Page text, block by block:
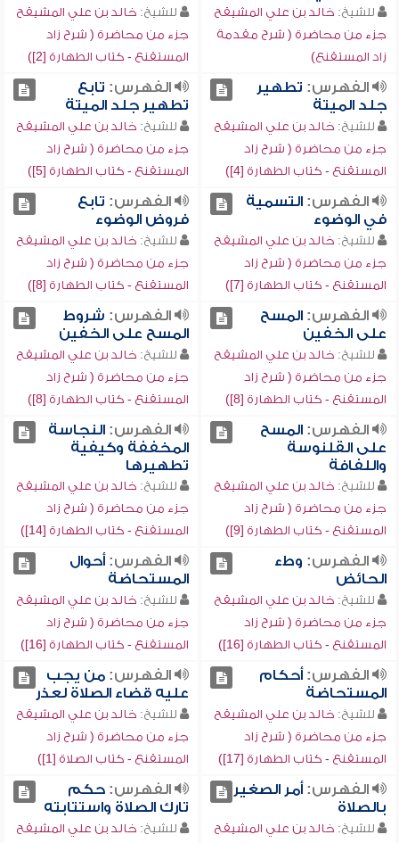
للشيخ: خالد بن علي المشيقح
جزء من محاضرة ( شرح مقدمة
زاد المستقنع)
للشيخ: خالد بن علي المشيقح
جزء من محاضرة ( شرح زاد
المستقنع - كتاب الطهارة [2])
الفهرس: تطهير
جلد الميتة
للشيخ: خالد بن علي المشيقح
جزء من محاضرة ( شرح زاد
المستقنع - كتاب الطهارة [4])
الفهرس: تابع
تطهير جلد الميتة
للشيخ: خالد بن علي المشيقح
جزء من محاضرة ( شرح زاد
المستقنع - كتاب الطهارة [5])
الفهرس:التسمية
في الوضوء
للشيخ: خالد بن علي المشيقح
جزء من محاضرة ( شرح زاد
المستقنع - كتاب الطهارة [7])
الفهرس: تابع
فروض الوضوء
للشيخ: خالد بن علي المشيقح
جزء من محاضرة ( شرح زاد
المستقنع - كتاب الطهارة [8])
الفهرس:المسح
على الخفين
للشيخ: خالد بن علي المشيقح
جزء من محاضرة ( شرح زاد
المستقنع - كتاب الطهارة [8])
الفهرس: شروط
المسح على الخفين
للشيخ: خالد بن علي المشيقح
جزء من محاضرة ( شرح زاد
المستقنع - كتاب الطهارة [8])
الفهرس:المسح
على القلنوسة
واللفافة
للشيخ: خالد بن علي المشيقح
جزء من محاضرة ( شرح زاد
المستقنع - كتاب الطهارة [9])
الفهرس:النجاسة
المخففة وكيفية
تطهيرها
للشيخ: خالد بن علي المشيقح
جزء من محاضرة ( شرح زاد
المستقنع - كتاب الطهارة [14])
الفهرس: وطء
الحائض
للشيخ: خالد بن علي المشيقح
جزء من محاضرة ( شرح زاد
المستقنع - كتاب الطهارة [16])
الفهرس:أحوال
المستحاضة
للشيخ: خالد بن علي المشيقح
جزء من محاضرة ( شرح زاد
المستقنع - كتاب الطهارة [16])
الفهرس:أحكام
المستحاضة
للشيخ: خالد بن علي المشيقح
جزء من محاضرة ( شرح زاد
المستقنع - كتاب الطهارة [17])
الفهرس:من يجب
عليه قضاء الصلاة لعذر
للشيخ: خالد بن علي المشيقح
جزء من محاضرة ( شرح زاد
المستقنع - كتاب الصلاة [1])
الفهرس:أمر الصغير
بالصلاة
للشيخ: خالد بن علي المشيقح
الفهرس:حكم
تارك الصلاة واستتابته
للشيخ: خالد بن علي المشيقح